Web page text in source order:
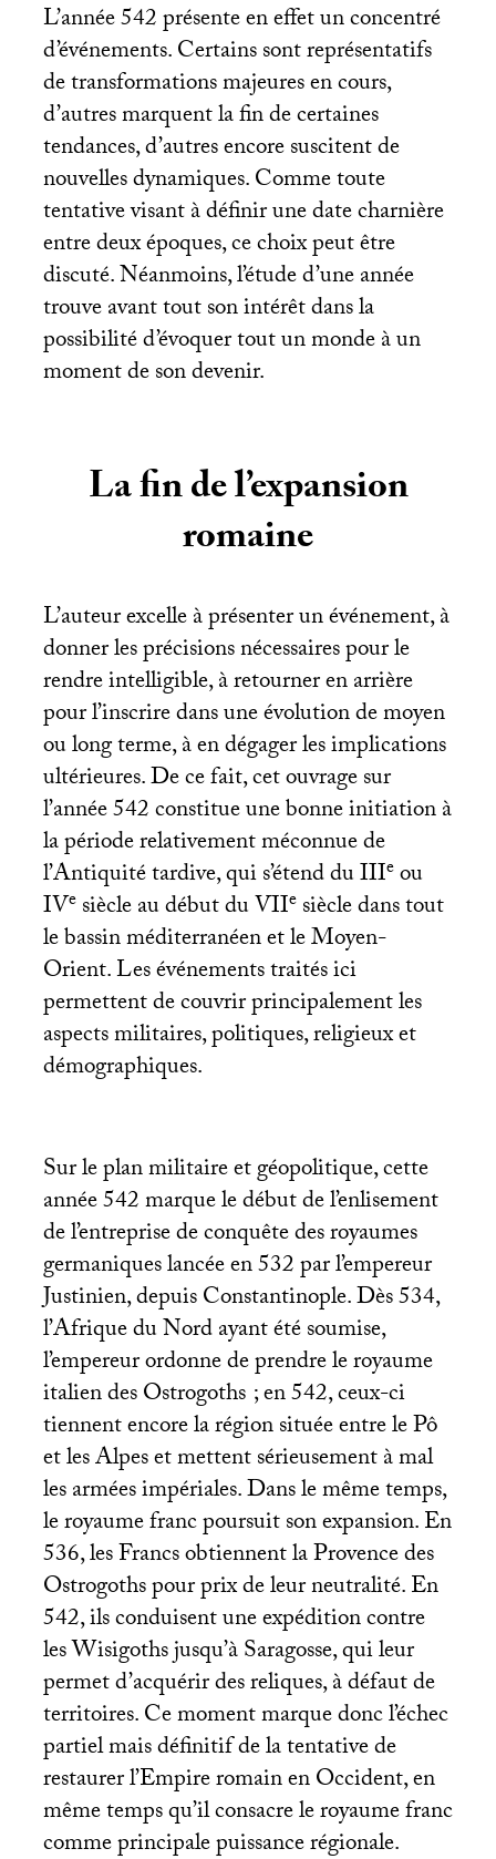
L’année 542 présente en effet un concentré
d’événements. Certains sont représentatifs
de transformations majeures en cours,
d’autres marquent la fin de certaines
tendances, d’autres encore suscitent de
nouvelles dynamiques. Comme toute
tentative visant à définir une date charnière
entre deux époques, ce choix peut être
discuté. Néanmoins, l’étude d’une année
trouve avant tout son intérêt dans la
possibilité d’évoquer tout un monde à un
moment de son devenir.
La fin de l’expansion
romaine
L’auteur excelle à présenter un événement, à
donner les précisions nécessaires pour le
rendre intelligible, à retourner en arrière
pour l’inscrire dans une évolution de moyen
ou long terme, à en dégager les implications
ultérieures. De ce fait, cet ouvrage sur
l’année 542 constitue une bonne initiation à
la période relativement méconnue de
l’Antiquité tardive, qui s’étend duIIIeou
IVesiècle au début duVIIesiècle dans tout
le bassin méditerranéen et le Moyen-
Orient. Les événements traités ici
permettent de couvrir principalement les
aspects militaires, politiques, religieux et
démographiques.
Sur le plan militaire et géopolitique, cette
année 542 marque le début de l’enlisement
de l’entreprise de conquête des royaumes
germaniques lancée en 532 par l’empereur
Justinien, depuis Constantinople. Dès 534,
l’Afrique du Nord ayant été soumise,
l’empereur ordonne de prendre le royaume
italien des Ostrogoths ; en 542, ceux-ci
tiennent encore la région située entre le Pô
et les Alpes et mettent sérieusement à mal
les armées impériales. Dans le même temps,
le royaume franc poursuit son expansion. En
536, les Francs obtiennent la Provence des
Ostrogoths pour prix de leur neutralité. En
542, ils conduisent une expédition contre
les Wisigoths jusqu’à Saragosse, qui leur
permet d’acquérir des reliques, à défaut de
territoires. Ce moment marque donc l’échec
partiel mais définitif de la tentative de
restaurer l’Empire romain en Occident, en
même temps qu’il consacre le royaume franc
comme principale puissance régionale.